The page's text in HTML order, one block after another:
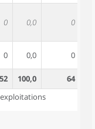
0 0,0 0
0 0,0 0
52 100,0 64
exploitations